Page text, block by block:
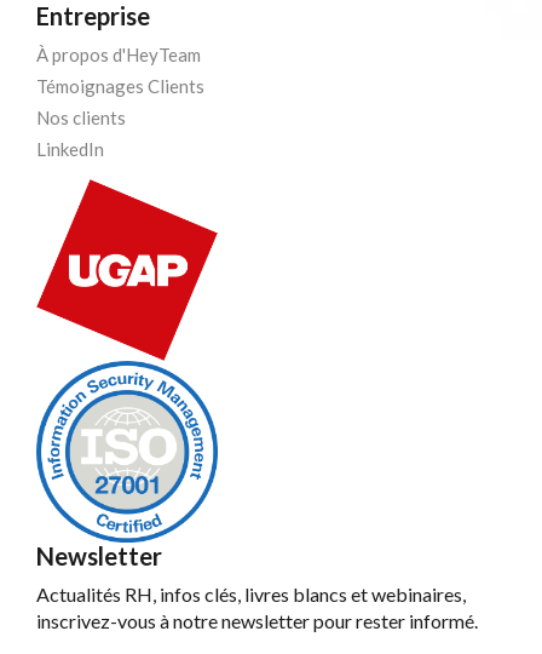
Entreprise
À propos d'HeyTeam
Témoignages Clients
Nos clients
LinkedIn
Newsletter
Actualités RH, infos clés, livres blancs et webinaires,
inscrivez-vous à notre newsletter pour rester informé.